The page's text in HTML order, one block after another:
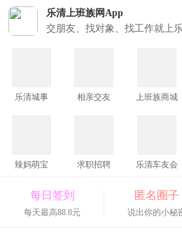
乐清上班族网App
下拉刷新
乐清城事 相亲交友 上班族商城
辣妈萌宝 求职招聘 乐清车友会
每日签到
每天最高88.8元
匿名圈子
说出你的小秘